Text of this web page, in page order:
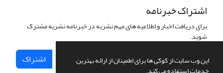
این وب سایت از کوکی ها برای اطمینان از ارائه بهترین
اشتراک خبرنامه
برای دریافت اخبار و اطلاعیه های مهم نشریه در خبرنامه نشریه مشترک
شوید.
اشتراک